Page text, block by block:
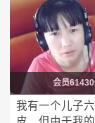
会员
我有一个儿子